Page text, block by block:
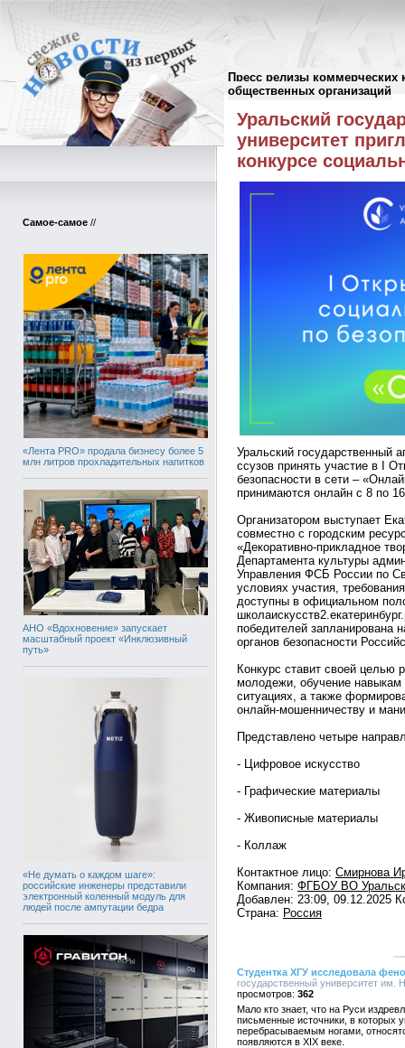
Пресс релизы коммерческих
общественных организаций
Самое-самое //
«Лента PRO» продала бизнесу более 5
млн литров прохладительных напитков
АНО «Вдохновение» запускает
масштабный проект «Инклюзивный
путь»
«Не думать о каждом шаге»:
российские инженеры представили
электронный коленный модуль для
людей после ампутации бедра
Пресс-релизы//
Уральский
университет
конкурсе
Уральский государственный
ссузов принять участие в I
безопасности в сети –
принимаются онлайн с 8 по
Организатором выступает
совместно с городским
«Декоративно-прикладное
Департамента культуры
Управления ФСБ России по
условиях участия,
доступны в официальном
победителей запланирована
органов безопасности
Конкурс ставит своей целью
молодежи, обучение навыкам
ситуациях, а также
онлайн-мошенничеству и
Представлено четыре
- Цифровое искусство
- Графические материалы
- Живописные материалы
- Коллаж
Контактное лицо: Смирнова
Компания: ФГБОУ ВО
Добавлен: 23:09, 09.12.2025
Страна: Россия
Студентка ХГУ исследовала
государственный университет им.
362
Мало кто знает, что на Руси
письменные источники, в которых
перебрасываемым ногами,
появляются в XIX веке.